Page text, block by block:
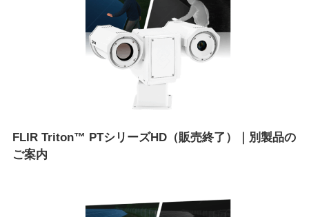
FLIR Triton™ PTシリーズHD（販売終了）｜別製品の
ご案内